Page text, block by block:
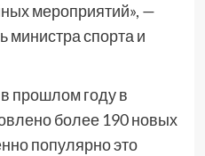
мероприятий», —
министра спорта и
прошлом году в
более 190 новых
популярно это